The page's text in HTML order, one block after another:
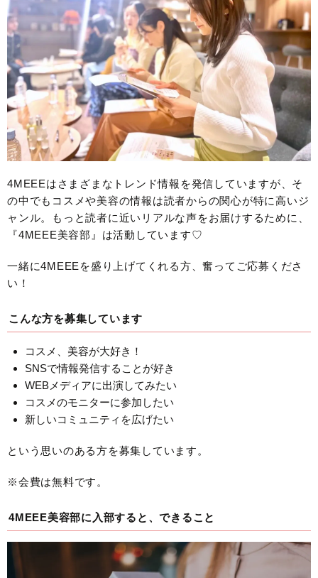
4MEEEはさまざまなトレンド情報を発信していますが、そ
の中でもコスメや美容の情報は読者からの関心が特に高いジ
ャンル。もっと読者に近いリアルな声をお届けするために、
『4MEEE美容部』は活動しています♡
一緒に4MEEEを盛り上げてくれる方、奮ってご応募くださ
い！
こんな方を募集しています
コスメ、美容が大好き！
SNSで情報発信することが好き
WEBメディアに出演してみたい
コスメのモニターに参加したい
新しいコミュニティを広げたい
という思いのある方を募集しています。
※会費は無料です。
4MEEE美容部に入部すると、できること